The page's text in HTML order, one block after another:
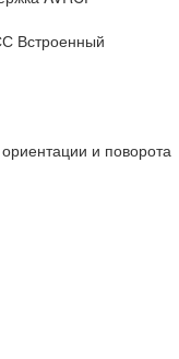
Встроенный
и поворота